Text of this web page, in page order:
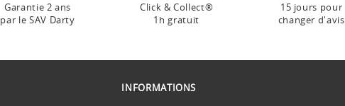
Garantie 2 ans
par le SAV Darty
Click & Collect®
1h gratuit
15 jours pour
changer d'avis
INFORMATIONS